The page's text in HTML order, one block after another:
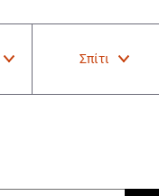
Σπίτι